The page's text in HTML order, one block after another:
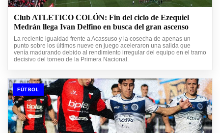
Club ATLETICO COLÓN: Fin del ciclo de Ezequiel
Medrán llega Ivan Delfino en busca del gran ascenso
La reciente igualdad frente a Acassuso y la cosecha de apenas un
punto sobre los últimos nueve en juego aceleraron una salida que
venía madurando debido al rendimiento irregular del equipo en el tramo
decisivo del torneo de la Primera Nacional.
FÚTBOL